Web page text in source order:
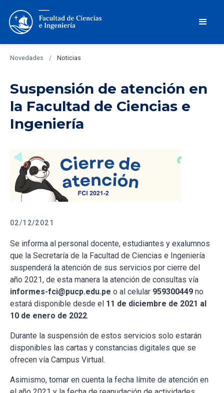
Novedades / Noticias
Suspensión de atención en
la Facultad de Ciencias e
Ingeniería
02/12/2021
Se informa al personal docente, estudiantes y exalumnos
que la Secretaría de la Facultad de Ciencias e Ingeniería
suspenderá la atención de sus servicios por cierre del
año 2021, de esta manera la atención de consultas vía
informes-fci@pucp.edu.pe o al celular 959300449 no
estará disponible desde el 11 de diciembre de 2021 al
10 de enero de 2022.
Durante la suspensión de estos servicios solo estarán
disponibles las cartas y constancias digitales que se
ofrecen vía Campus Virtual.
Asimismo, tomar en cuenta la fecha límite de atención en